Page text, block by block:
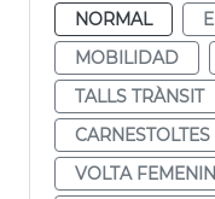
NORMAL
MOBILIDAD
TALLS TRÀNSIT
CARNESTOLTES
VOLTA